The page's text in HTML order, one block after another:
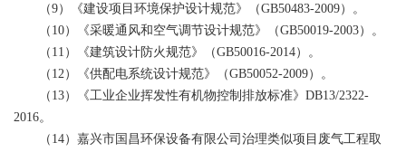
（9）《建设项目环境保护设计规范》（GB50483-2009）。
（10）《采暖通风和空气调节设计规范》（GB50019-2003）。
（11）《建筑设计防火规范》（GB50016-2014）。
（12）《供配电系统设计规范》（GB50052-2009）。
（13）《工业企业挥发性有机物控制排放标准》DB13/2322-
2016。
（14）嘉兴市国昌环保设备有限公司治理类似项目废气工程取